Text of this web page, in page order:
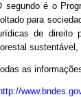
segundo é o
para
de direito
sustentável,
as
http://